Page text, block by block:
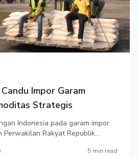
Impor Garam
Strategis
Indonesia pada garam impor
Perwakilan Rakyat Republik
Komoditas Strategis, guna5 min read